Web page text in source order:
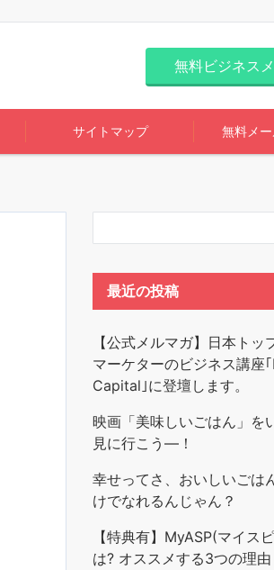
無料ビジネス
サイトマップ 無料メ
最近の投稿
【公式メルマガ】日本トッ
マーケターのビジネス講座
Capital｣に登壇します。
映画「美味しいごはん」を
見に行こう―！
幸せってさ、おいしいごは
けでなれるんじゃん？
【特典有】MyASP(マイス
は? オススメする3つの理由